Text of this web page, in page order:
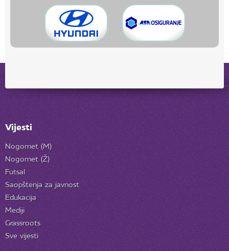
Vijesti
Nogomet (M)
Nogomet (Ž)
Futsal
Saopštenja za javnost
Edukacija
Mediji
Grassroots
Sve vijesti